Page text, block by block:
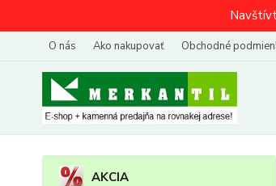
O nás Ako nakupovať Obchodné
AKCIA